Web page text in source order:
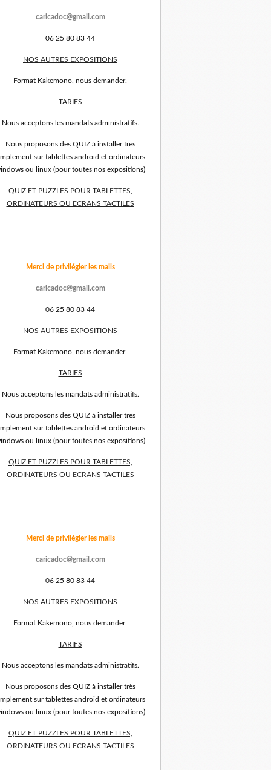
caricadoc@gmail.com
06 25 80 83 44
NOS AUTRES EXPOSITIONS
Format Kakemono, nous demander.
TARIFS
Nous acceptons les mandats administratifs.
Nous proposons des QUIZ à installer très
sur tablettes android et ordinateurs
ou linux (pour toutes nos expositions)
QUIZ ET PUZZLES POUR TABLETTES,
ORDINATEURS OU ECRANS TACTILES
Merci de privilégier les mails
caricadoc@gmail.com
06 25 80 83 44
NOS AUTRES EXPOSITIONS
Format Kakemono, nous demander.
TARIFS
Nous acceptons les mandats administratifs.
Nous proposons des QUIZ à installer très
sur tablettes android et ordinateurs
ou linux (pour toutes nos expositions)
QUIZ ET PUZZLES POUR TABLETTES,
ORDINATEURS OU ECRANS TACTILES
Merci de privilégier les mails
caricadoc@gmail.com
06 25 80 83 44
NOS AUTRES EXPOSITIONS
Format Kakemono, nous demander.
TARIFS
Nous acceptons les mandats administratifs.
Nous proposons des QUIZ à installer très
sur tablettes android et ordinateurs
ou linux (pour toutes nos expositions)
QUIZ ET PUZZLES POUR TABLETTES,
ORDINATEURS OU ECRANS TACTILES